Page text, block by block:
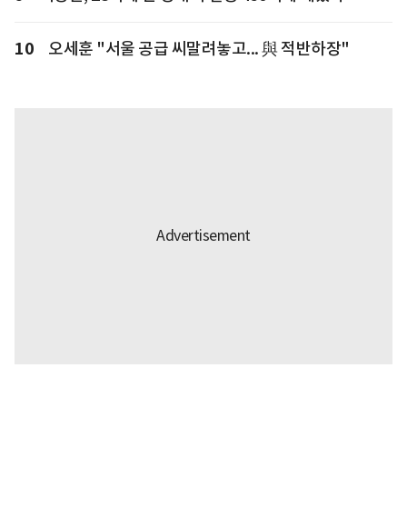
10 오세훈 "서울 공급 씨말려놓고... 與 적반하장"